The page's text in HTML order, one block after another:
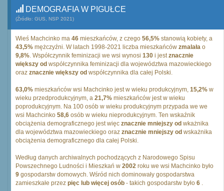
DEMOGRAFIA W PIGUŁCE
(Źródło: GUS, NSP 2021)
Wieś Machcinko ma 46 mieszkańców, z czego 56,5% stanowią kobiety, a
43,5% mężczyźni. W latach 1998-2021 liczba mieszkańców zmalała o
9,8%. Współczynnik feminizacji we wsi wynosi 130 i jestznacznie
większy od współczynnika feminizacji dla województwa mazowieckiego
oraz znacznie większy od współczynnika dla całej Polski.
63,0% mieszkańców wsi Machcinko jest w wieku produkcyjnym, 15,2% w
wieku przedprodukcyjnym, a 21,7% mieszkańców jest w wieku
poprodukcyjnym. Na 100 osób w wieku produkcyjnym przypada we we
wsi Machcinko 58,6 osób w wieku nieprodukcyjnym. Ten wskaźnik
obciążenia demograficznego jest więc znacznie mniejszy od wkażnika
dla województwa mazowieckiego oraz znacznie mniejszy od wskażnika
obciążenia demograficznego dla całej Polski.
Według danych archiwalnych pochodzących z Narodowego Spisu
Powszechnego Ludności i Mieszkań w 2002 roku we wsi Machcinko było
9 gospodarstw domowych. Wśród nich dominowały gospodarstwa
zamieszkałe przez pięc lub więcej osób - takich gospodarstw było 6 .